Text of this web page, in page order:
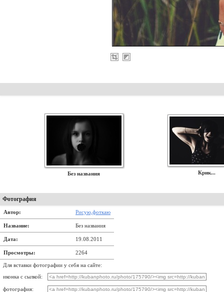
Без названия Крик...
Фотография
Автор: Рисую,фоткаю
Название: Без названия
Дата: 19.08.2011
Просмотры: 2264
Для вставки фотографии у себя на сайте:
иконка с сылкой:
фотография: